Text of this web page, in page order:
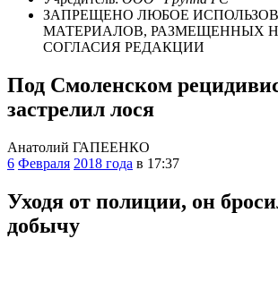
ЗАПРЕЩЕНО ЛЮБОЕ
МАТЕРИАЛОВ, РАЗМЕЩЕННЫХ
СОГЛАСИЯ РЕДАКЦИИ
Под Смоленском
застрелил лося
Анатолий ГАПЕЕНКО
6 Февраля 2018 года в 17:37
Уходя от полиции, он
добычу